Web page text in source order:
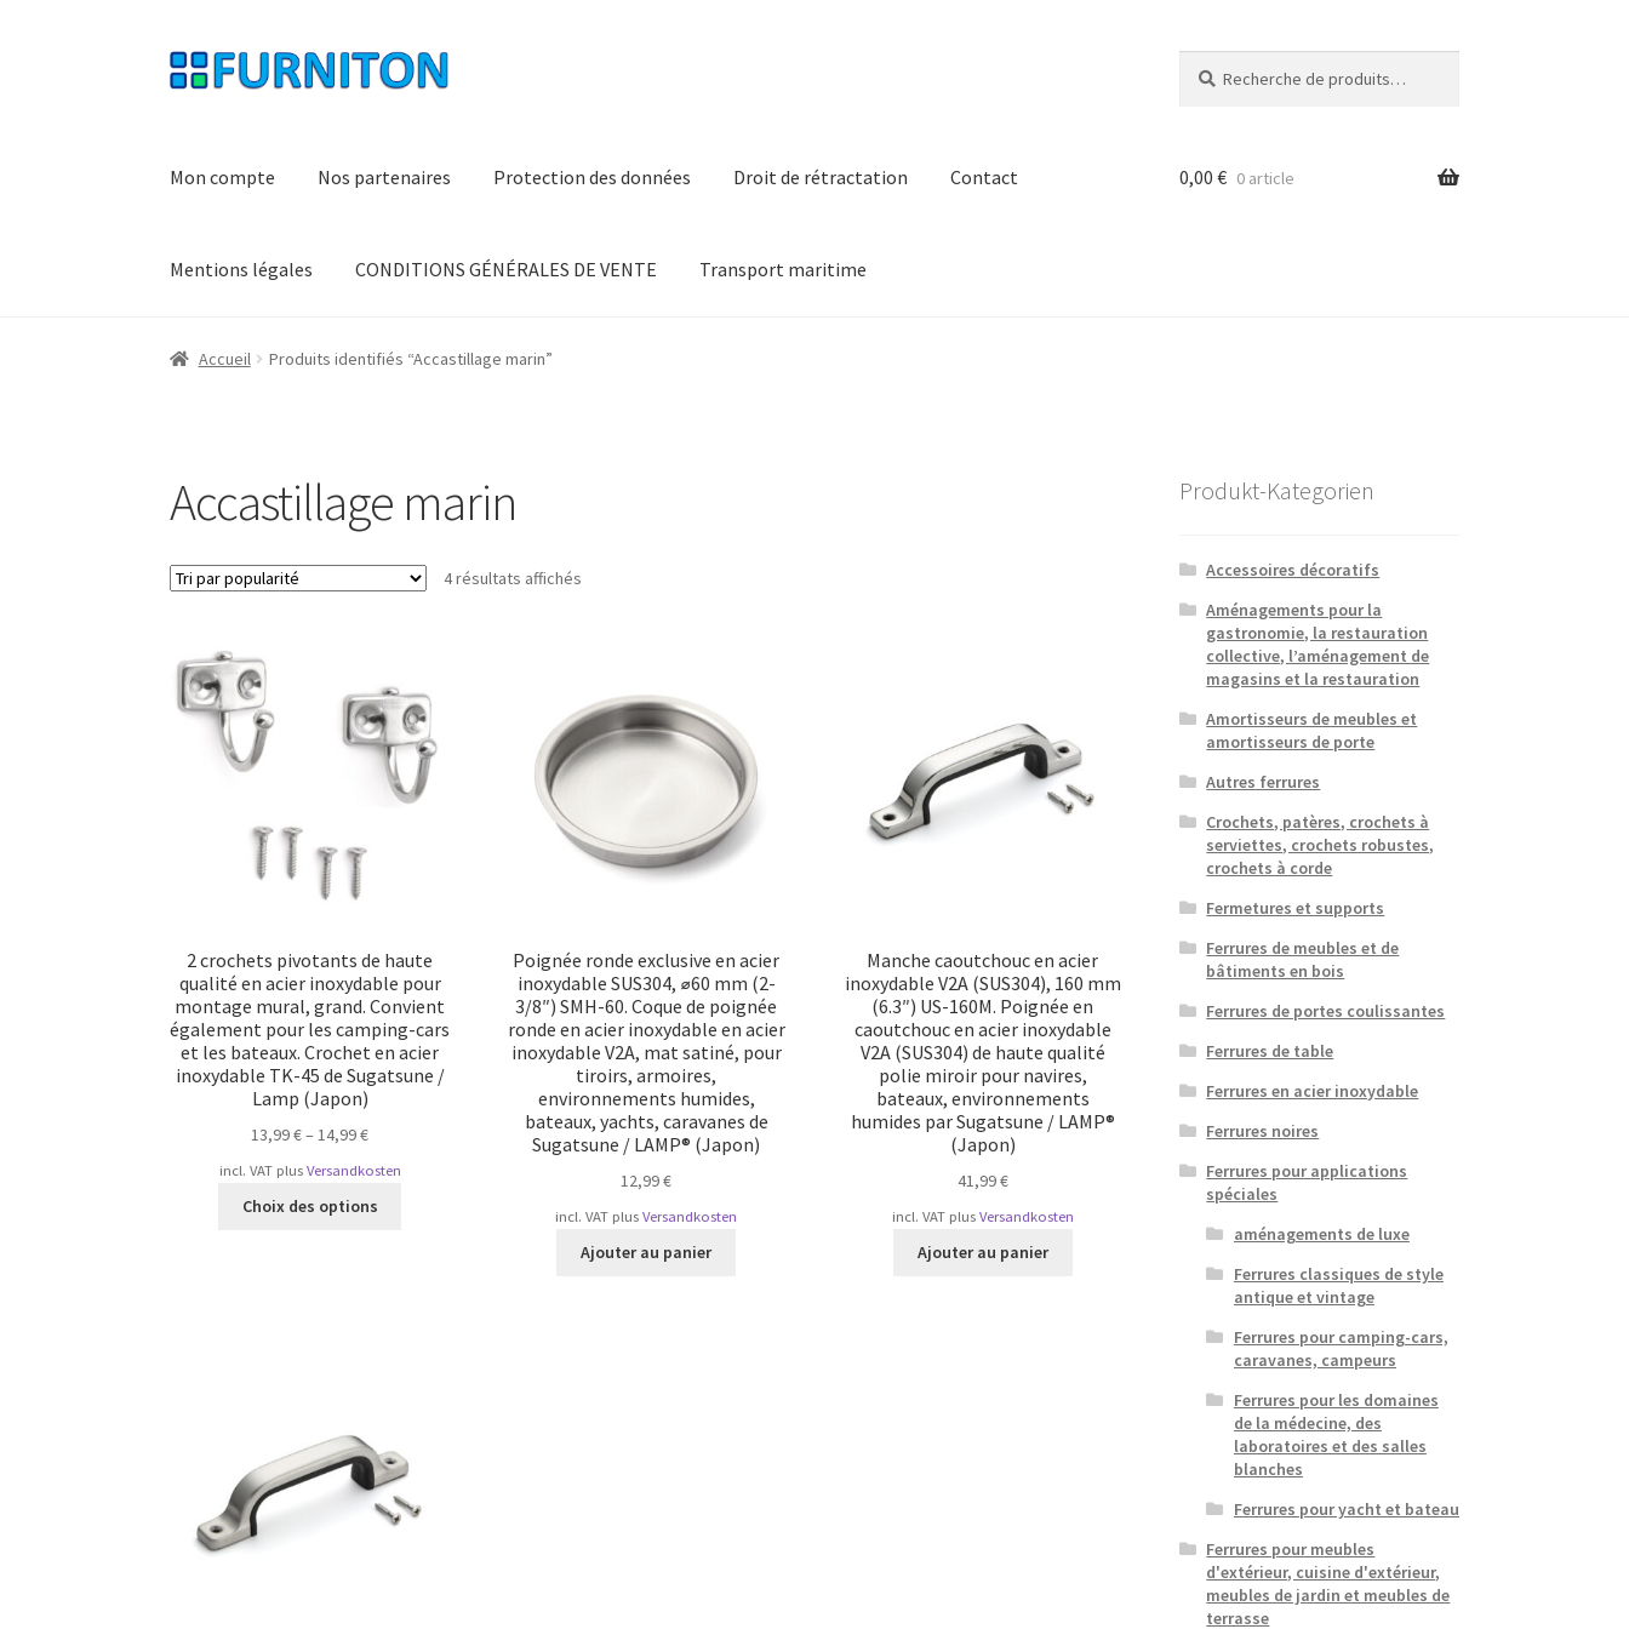
Aller
à
Aller
au
pour :
Mon compte Nos partenaires Protection des données Droit de rétractation Contact
Mentions légales CONDITIONS GÉNÉRALES DE VENTE Transport maritime
0,00 € 0 article
Accueil Produits identifiés “Accastillage marin”
Accastillage marin
4 résultats affichés
2 crochets pivotants de haute
qualité en acier inoxydable pour
montage mural, grand. Convient
également pour les camping-cars
et les bateaux. Crochet en acier
inoxydable TK-45 de Sugatsune /
Lamp (Japon)
13,99€–14,99€
incl. VAT plus Versandkosten
Choix des options
sur
page
Poignée ronde exclusive en acier
inoxydable SUS304, ⌀60 mm (2-
3/8″) SMH-60. Coque de poignée
ronde en acier inoxydable en acier
inoxydable V2A, mat satiné, pour
tiroirs, armoires,
environnements humides,
bateaux, yachts, caravanes de
Sugatsune / LAMP® (Japon)
12,99€
incl. VAT plusVersandkosten
Ajouter au panier
Manche caoutchouc en acier
inoxydable V2A (SUS304), 160 mm
(6.3″) US-160M. Poignée en
caoutchouc en acier inoxydable
V2A (SUS304) de haute qualité
polie miroir pour navires,
bateaux, environnements
humides par Sugatsune / LAMP®
(Japon)
41,99€
incl. VAT plus Versandkosten
Ajouter au panier
Produkt-Kategorien
Accessoires décoratifs
Aménagements pour la
gastronomie, la restauration
collective, l’aménagement de
magasins et la restauration
Amortisseurs de meubles et
amortisseurs de porte
Autres ferrures
Crochets, patères, crochets à
serviettes, crochets robustes,
crochets à corde
Fermetures et supports
Ferrures de meubles et de
bâtiments en bois
Ferrures de portes coulissantes
Ferrures de table
Ferrures en acier inoxydable
Ferrures noires
Ferrures pour applications
spéciales
aménagements de luxe
Ferrures classiques de style
antique et vintage
Ferrures pour camping-cars,
caravanes, campeurs
Ferrures pour les domaines
de la médecine, des
laboratoires et des salles
blanches
Ferrures pour yacht et bateau
Ferrures pour meubles
d'extérieur, cuisine d'extérieur,
meubles de jardin et meubles de
terrasse